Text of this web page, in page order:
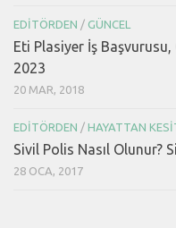
EDITÖRDEN / GÜNCEL
Eti Plasiyer İş Başvurusu,
2023
20 MAR, 2018
EDITÖRDEN / HAYATTAN
Sivil Polis Nasıl Olunur?
28 OCA, 2017